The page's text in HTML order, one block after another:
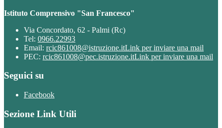
Istituto Comprensivo "San Francesco"
Via Concordato, 62 - Palmi (Rc)
Tel: 0966.22993
Email: rcic861008@istruzione.itLink per inviare una mail
PEC: rcic861008@pec.istruzione.itLink per inviare una mail
Seguici su
Facebook
Sezione Link Utili